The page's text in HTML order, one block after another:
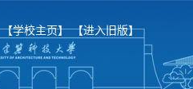
【学校主页】 【进入旧版】